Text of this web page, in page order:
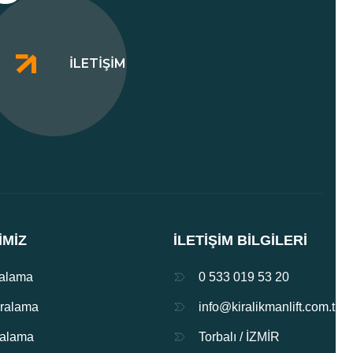
İLETIŞIM
İLETIŞIM BILGILERI
0 533 019 53 20
info@kiralikmanlift.com.tr
Torbalı / İZMİR